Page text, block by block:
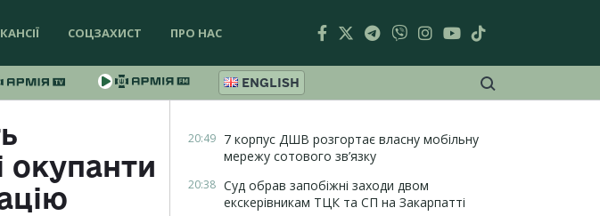
СОЦЗАХИСТ ПРО НАС
ENGLISH
окупанти
20:49 7 корпус ДШВ розгортає власну мобільну
мережу сотового зв’язку
20:38 Суд обрав запобіжні заходи двом
екскерівникам ТЦК та СП на Закарпатті